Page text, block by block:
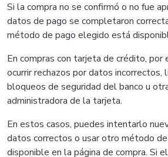
Si la compra no se confirmó o no fue
datos de pago se completaron
método de pago elegido está
En compras con tarjeta de crédito, por
ocurrir rechazos por datos incorrectos,
bloqueos de seguridad del banco u
administradora de la tarjeta.
En estos casos, puedes intentarlo
datos correctos o usar otro método
disponible en la página de compra. Si